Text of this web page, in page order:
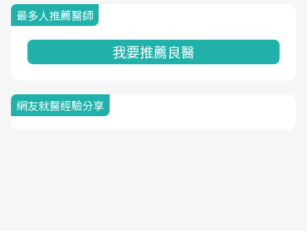
最多人推薦醫師
我要推薦良醫
網友就醫經驗分享